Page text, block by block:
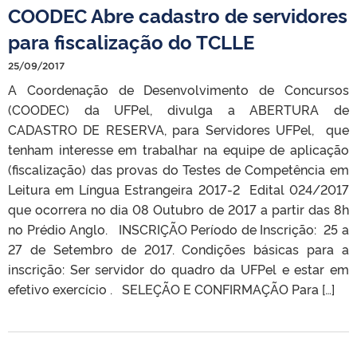
COODEC Abre cadastro de servidores
para fiscalização do TCLLE
25/09/2017
A Coordenação de Desenvolvimento de Concursos
(COODEC) da UFPel, divulga a ABERTURA de
CADASTRO DE RESERVA, para Servidores UFPel, que
tenham interesse em trabalhar na equipe de aplicação
(fiscalização) das provas do Testes de Competência em
Leitura em Língua Estrangeira 2017-2 Edital 024/2017
que ocorrera no dia 08 Outubro de 2017 a partir das 8h
no Prédio Anglo. INSCRIÇÃO Período de Inscrição: 25 a
27 de Setembro de 2017. Condições básicas para a
inscrição: Ser servidor do quadro da UFPel e estar em
efetivo exercício . SELEÇÃO E CONFIRMAÇÃO Para […]